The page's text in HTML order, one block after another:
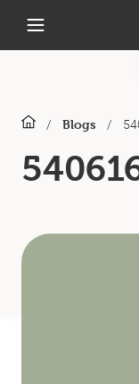
/ Blogs /